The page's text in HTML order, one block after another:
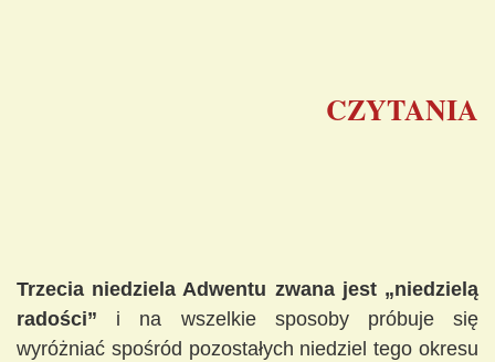
CZYTANIA
Trzecia niedziela Adwentu zwana jest „niedzielą
radości” i na wszelkie sposoby próbuje się
wyróżniać spośród pozostałych niedziel tego okresu